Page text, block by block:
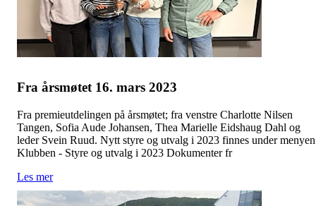
Fra årsmøtet 16. mars 2023
Fra premieutdelingen på årsmøtet; fra venstre Charlotte Nilsen
Tangen, Sofia Aude Johansen, Thea Marielle Eidshaug Dahl og
leder Svein Ruud. Nytt styre og utvalg i 2023 finnes under menyen
Klubben - Styre og utvalg i 2023 Dokumenter fr
Les mer